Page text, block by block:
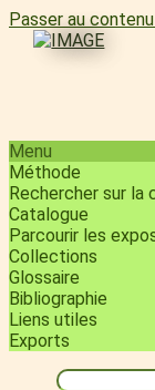
Passer au
Menu
Méthode
Rechercher sur la
Catalogue
Parcourir les
Collections
Glossaire
Bibliographie
Liens utiles
Exports